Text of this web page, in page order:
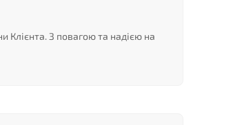
Клієнта. З повагою та надією на